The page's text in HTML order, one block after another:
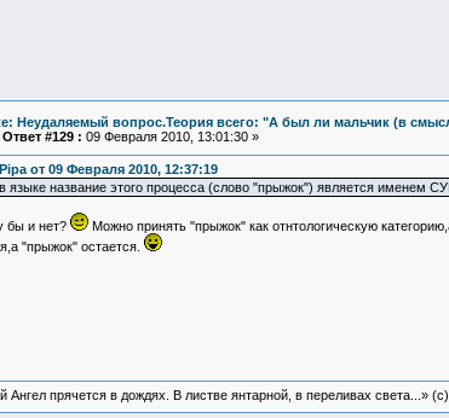
Неудаляемый вопрос.Теория всего: "А был ли мальчик (в
Ответ #129 : 09 Февраля 2010, 13:01:30 »
от 09 Февраля 2010, 12:37:19
языке название этого процесса (слово "прыжок") является именем
бы и нет?
Можно принять "прыжок" как отнтологическую
"прыжок" остается.
Ангел прячется в дождях. В листве янтарной, в переливах света...» (c)